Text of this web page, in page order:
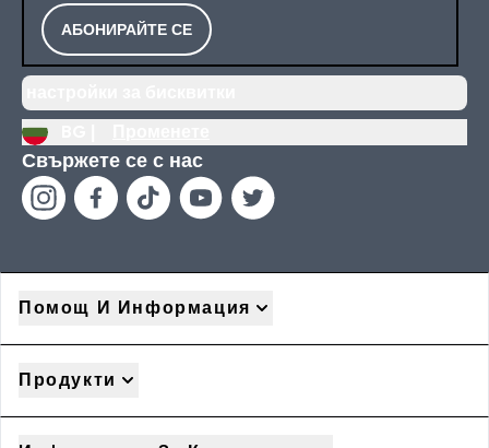
АБОНИРАЙТЕ СЕ
Свържете се с нас
Помощ И Информация
Продукти